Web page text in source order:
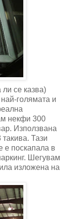
се казва)
голямата и
некфи 300
Използвана
Тази
е поскапала в
Шегувам
изложена на